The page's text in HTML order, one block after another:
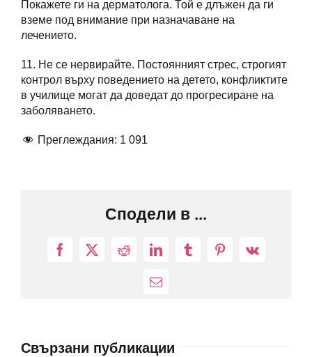
Покажете ги на дерматолога. Той е длъжен да ги
вземе под внимание при назначаване на
лечението.
11. Не се нервирайте. Постоянният стрес, строгият
контрол върху поведението на детето, конфликтите
в училище могат да доведат до прогресиране на
заболяването.
Преглеждания: 1 091
Сподели в ...
Facebook
X RedditLinkedInTumblrPinterest
Vk
Електронна
Свързани публикации